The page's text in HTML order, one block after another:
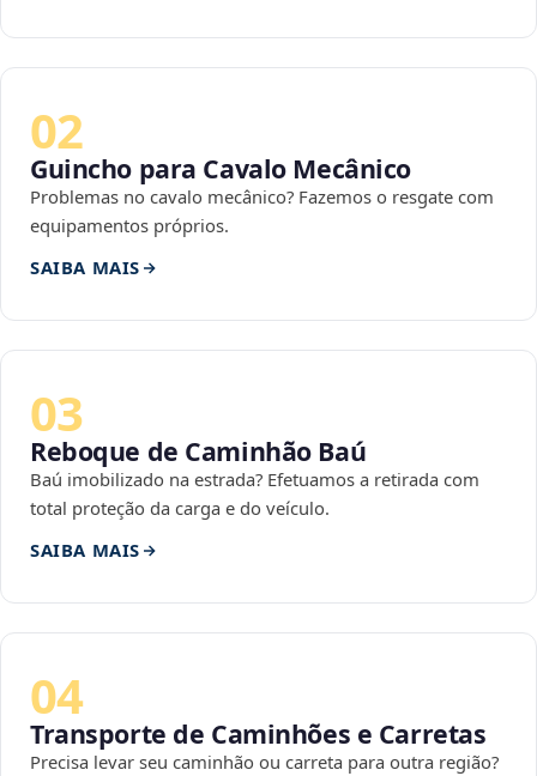
02
Guincho para Cavalo Mecânico
Problemas no cavalo mecânico? Fazemos o resgate com
equipamentos próprios.
SAIBA MAIS
03
Reboque de Caminhão Baú
Baú imobilizado na estrada? Efetuamos a retirada com
total proteção da carga e do veículo.
SAIBA MAIS
04
Transporte de Caminhões e Carretas
Precisa levar seu caminhão ou carreta para outra região?